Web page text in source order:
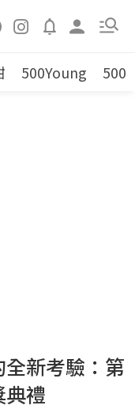
500Young 500
新考驗：第
禮